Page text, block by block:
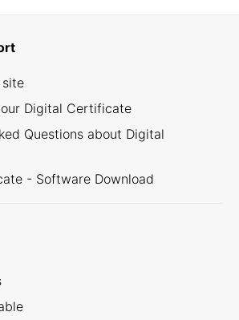
Digital Certificate
Questions about Digital
- Software Download